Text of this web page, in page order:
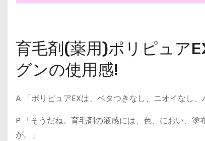
育毛剤(薬用)ポリピュア
グンの使用感!
A 「ポリピュアEXは、ベタつきなし、ニオイなし、
P 「そうだね。育毛剤の液感には、色、におい、
が。」